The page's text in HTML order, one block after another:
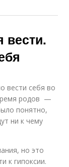
вести.
вести себя во
родов —
понятно,
ни к чему
но это
к гипоксии.